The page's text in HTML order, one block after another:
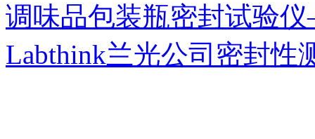
调味品包装瓶密封试验
Labthink兰光公司密封性